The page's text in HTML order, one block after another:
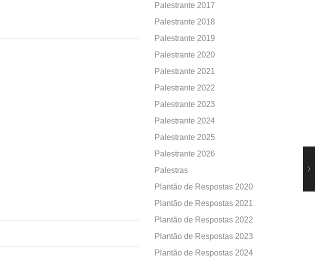
Palestrante 2017
Palestrante 2018
Palestrante 2019
Palestrante 2020
Palestrante 2021
Palestrante 2022
Palestrante 2023
Palestrante 2024
Palestrante 2025
Palestrante 2026
Palestras
Plantão de Respostas 2020
Plantão de Respostas 2021
Plantão de Respostas 2022
Plantão de Respostas 2023
Plantão de Respostas 2024